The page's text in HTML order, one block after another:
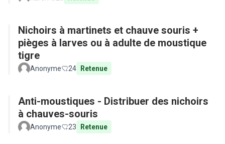
Nichoirs à martinets et chauve souris +
pièges à larves ou à adulte de moustique
tigre
Anonyme 24 Retenue
Anti-moustiques - Distribuer des nichoirs
à chauves-souris
Anonyme 23 Retenue